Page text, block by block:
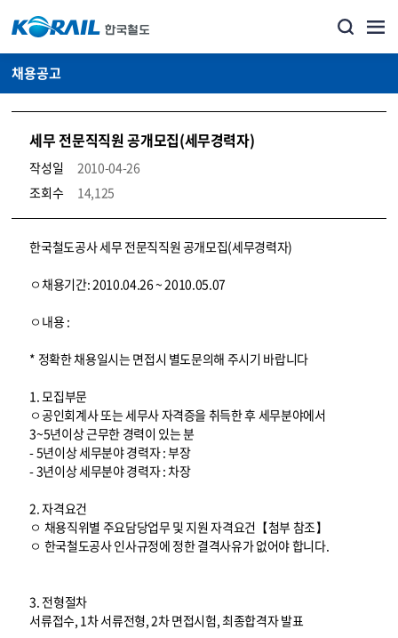
채용공고
세무 전문직직원 공개모집(세무경력자)
작성일
2010-04-26
조회수
14,125
코레일소개_경영공시_채용공고 상세보기 – 내용, 파일, 담당자 연락처로 구성
한국철도공사 세무 전문직직원 공개모집(세무경력자)
ㅇ채용기간: 2010.04.26 ~ 2010.05.07
ㅇ내용 :
* 정확한 채용일시는 면접시 별도문의해 주시기 바랍니다
1. 모집부문
ㅇ공인회계사 또는 세무사 자격증을 취득한 후 세무분야에서
3~5년이상 근무한 경력이 있는 분
- 5년이상 세무분야 경력자 : 부장
- 3년이상 세무분야 경력자 : 차장
2. 자격요건
ㅇ 채용직위별 주요담당업무 및 지원 자격요건【첨부 참조】
ㅇ 한국철도공사 인사규정에 정한 결격사유가 없어야 합니다.
3. 전형절차
서류접수, 1차 서류전형, 2차 면접시험, 최종합격자 발표